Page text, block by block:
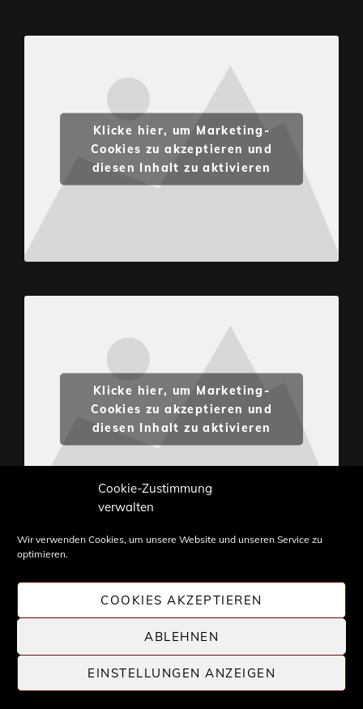
Cookie-Zustimmung
verwalten
Wir verwenden Cookies, um unsere Website und unseren Service zu
optimieren.
COOKIES AKZEPTIEREN
ABLEHNEN
EINSTELLUNGEN ANZEIGEN
Klicke hier, um Marketing-
Cookies zu akzeptieren und
diesen Inhalt zu aktivieren
Klicke hier, um Marketing-
Cookies zu akzeptieren und
diesen Inhalt zu aktivieren
Weiterverwendung nur mit Zustimmung von
STONE PROG.
COPYRIGHT © 2026 | STONE PROG| DIE WELT DES
PROGRESSIVE ROCK